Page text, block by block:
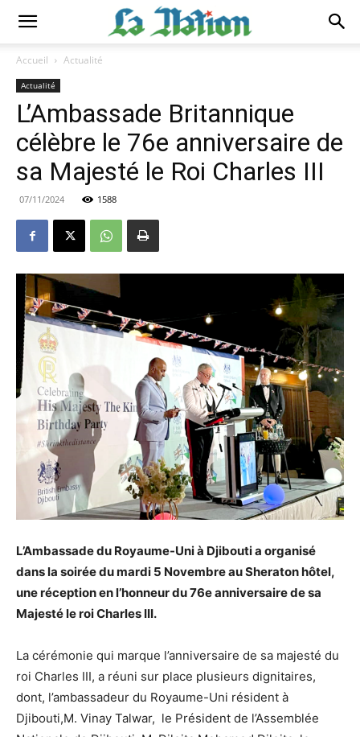
Accueil Actualité
Actualité
L’Ambassade Britannique
célèbre le 76e anniversaire de
sa Majesté le Roi Charles III
07/11/2024 1588
L’Ambassade du Royaume-Uni à Djibouti a organisé
dans la soirée du mardi 5 Novembre au Sheraton hôtel,
une réception en l’honneur du 76e anniversaire de sa
Majesté le roi Charles III.
La cérémonie qui marque l’anniversaire de sa majesté du
roi Charles III, a réuni sur place plusieurs dignitaires,
dont, l’ambassadeur du Royaume-Uni résident à
Djibouti,M. Vinay Talwar, le Président de l’Assemblée